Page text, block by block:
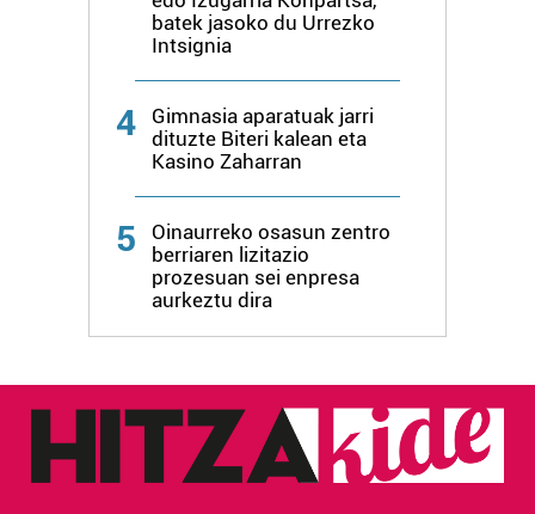
erabiltzen dituen hauta dezakezu.
bazkideen zerrenda, beren ustez zein helburutarako
duten interes legitimoa eta horren aurka nola egin
Lortu zure datu pertsonalak prozesatzeko moduari
buruzko informazio gehiago eta ezarri zure lehentasunak
datuen atalean. Edozein unetan alda edo ken dezakezu
Webgune honek cookie propioak eta hirugarrenen cookie-
fitxategiak erabiltzen ditu. Zure esperientzia eta
zerbitzuak hobetzeko asmoz, cookie teknologiaz
baliatzen gara. Ohar hau onartuz gero, teknologia hori
batek jasoko du Urrezko
Intsignia
4
Gimnasia aparatuak jarri
dituzte Biteri kalean eta
Kasino Zaharran
5
Oinaurreko osasun zentro
berriaren lizitazio
prozesuan sei enpresa
aurkeztu dira